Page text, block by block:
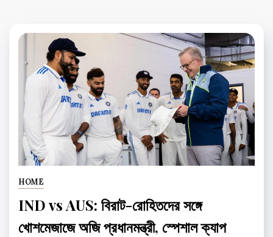
HOME
IND vs AUS: বিরাট-রোহিতদের সঙ্গে
খোশমেজাজে অজি প্রধানমন্ত্রী, স্পেশাল ক্যাপ